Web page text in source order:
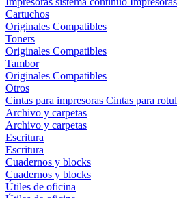
Cartuchos
Originales Compatibles
Toners
Originales Compatibles
Tambor
Originales Compatibles
Otros
Cintas para impresoras Cintas para
Archivo y carpetas
Archivo y carpetas
Escritura
Escritura
Cuadernos y blocks
Cuadernos y blocks
Útiles de oficina